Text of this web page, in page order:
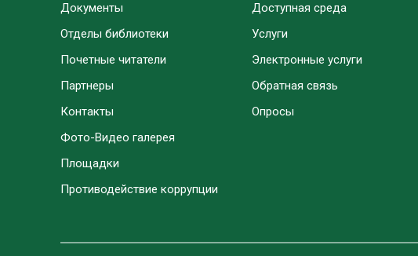
Документы
Отделы библиотеки
Почетные читатели
Партнеры
Контакты
Фото-Видео галерея
Площадки
Противодействие коррупции
Доступная среда
Услуги
Электронные услуги
Обратная связь
Опросы